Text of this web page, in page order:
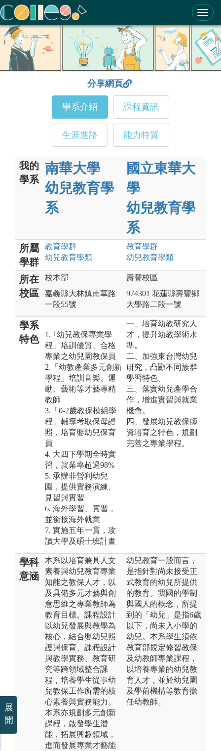
ColleGo! 大學選才與高中育才輔助系統
分享網頁
學系介紹 課程資訊
生涯進路 能力特質
我的
學系
南華大學
幼兒教育學
系
國立東華大
學
幼兒教育學
系
所屬
學群
教育學群
幼兒教育學類
教育學群
幼兒教育學類
所在
校區
校本部
嘉義縣大林鎮南華路
一段55號
壽豐校區
974301 花蓮縣壽豐鄉
大學路二段一號
學系
特色
1. ｢幼兒教保專業學
程」培訓優質、合格
專業之幼兒園教保員
2.「幼教產業多元創新
學程」培訓音樂、運
動、藝術等才藝專精
教師
3.「0-2歲教保模組學
程」輔導考取保母證
照，培育嬰幼兒保育
員
4. 大四下學期全時實
習，就業率超過98%
5. 承辦非營利幼兒
園，提供實務演練、
見習與實習
6. 海外學習、實習，
並銜接海外就業
7. 實施五年一貫，攻
讀大學及碩士班計畫
一、培育幼教研究人
才，提升幼教學術水
準。
二、加強東台灣幼兒
研究，凸顯不同族群
學習特色。
三、落實幼兒產學合
作，增進實習與就業
機會。
四、發展幼兒教保師
資培育之特色，規劃
完善之專業學程。
學科
意涵
本系以培育兼具人文
素養與幼兒教育專業
知能之教保人才，以
及具備多元才藝與創
意思維之專業教師為
教育目標。課程設計
以幼兒發展與教學為
核心，結合嬰幼兒照
護與保育、課程設計
與教學實務、教育研
究等跨領域整合課
程，培養學生從事幼
兒教保工作所需的核
心素養與實務能力。
本系亦規劃多元創新
課程，啟發學生潛
能，拓展興趣領域，
進而發展專業才藝能
幼兒教育一般而言，
是指針對尚未接受正
式教育的幼兒所提供
的教育。我國的學制
與國人的概念，所提
到的「幼兒」是指6歲
以下，尚未入小學的
幼兒。本系學生須依
教育部規定修習教保
及幼教師專業課程，
以培養專業的幼兒教
育人才，並於幼兒園
及學前機構等教育擔
任幼教師。
展
開